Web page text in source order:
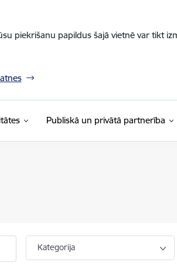
piekrišanu papildus šajā vietnē var tikt
Publiskā un privātā partnerība
Kategorija